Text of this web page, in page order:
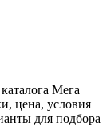
Мега
цена, условия
для подбора